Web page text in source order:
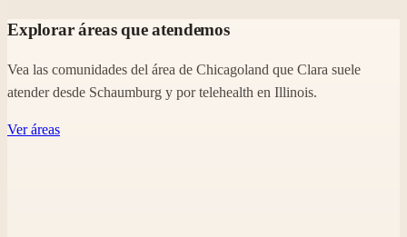
Explorar áreas que atendemos
Vea las comunidades del área de Chicagoland que Clara suele
atender desde Schaumburg y por telehealth en Illinois.
Ver áreas